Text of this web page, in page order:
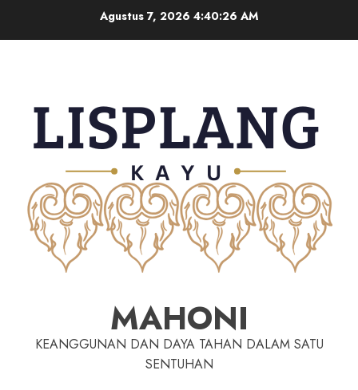
Agustus 7, 20264:40:27 AM
MAHONI
KEANGGUNAN DAN DAYA TAHAN DALAM SATU
SENTUHAN